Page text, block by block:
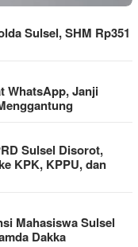
Sulsel, SHM Rp351
WhatsApp, Janji
Sulsel Disorot,
KPK, KPPU, dan
Mahasiswa Sulsel
Dakka